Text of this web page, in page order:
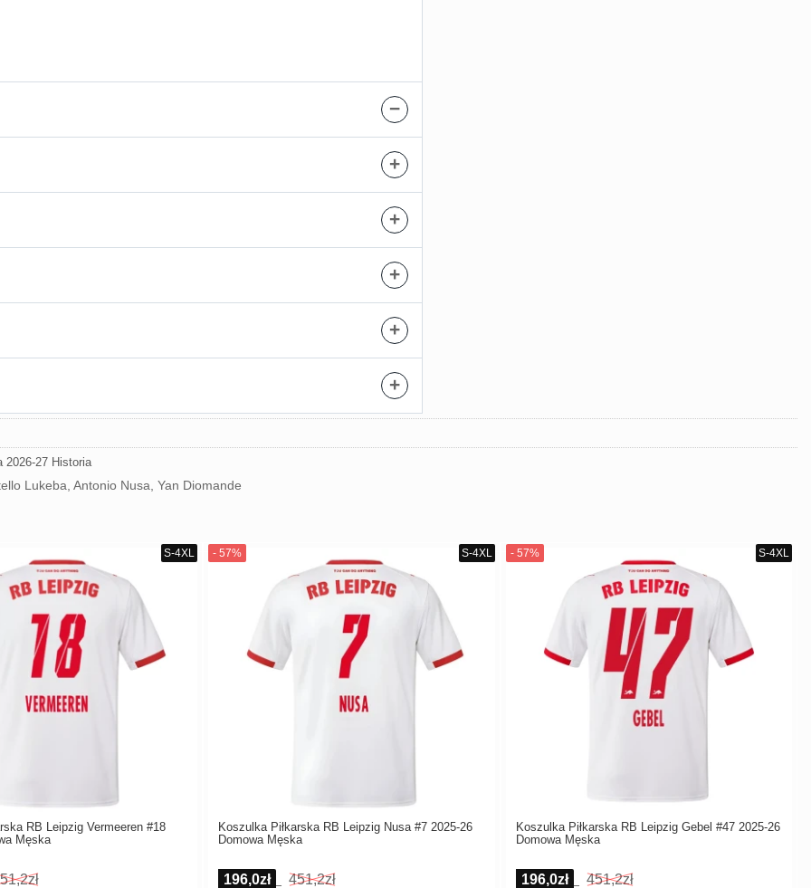
−
+
+
+
+
+
2026-27 Historia
Lukeba, Antonio Nusa, Yan Diomande
RB Leipzig Vermeeren #18
Męska
Koszulka Piłkarska RB Leipzig Nusa #7 2025-26
Domowa Męska
196,0zł 451,2zł
Koszulka Piłkarska RB Leipzig Gebel #47 2025-26
Domowa Męska
196,0zł 451,2zł